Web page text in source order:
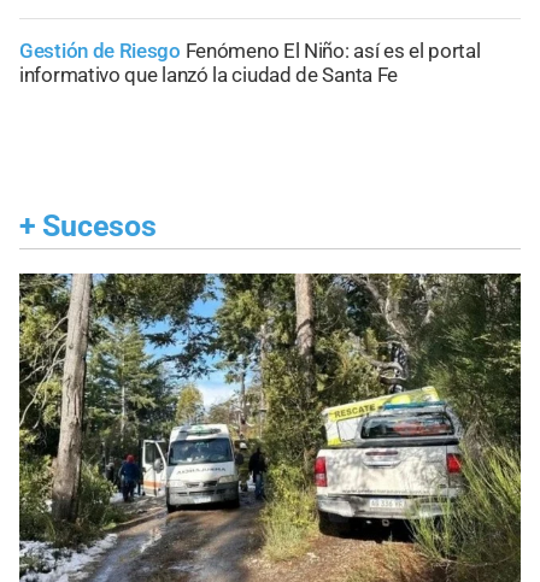
Gestión de Riesgo Fenómeno El Niño: así es el portal
informativo que lanzó la ciudad de Santa Fe
+ Sucesos